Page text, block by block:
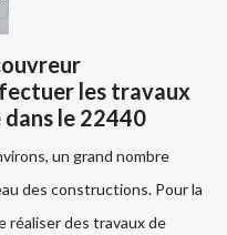
les travaux
le 22440
un grand nombre
des constructions. Pour la
réaliser des travaux de